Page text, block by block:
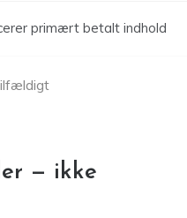
primært betalt indhold
— ikke